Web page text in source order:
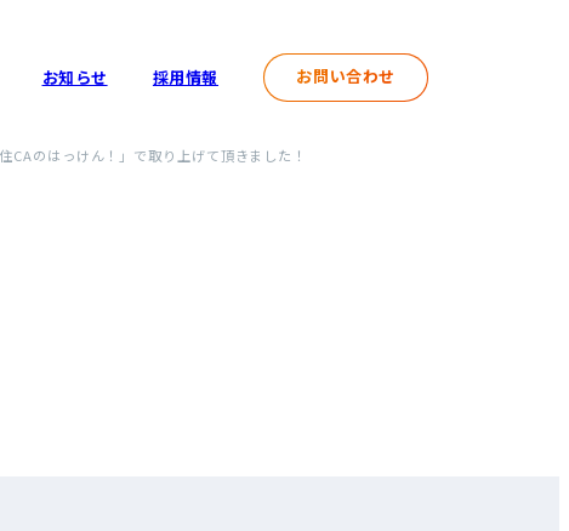
お知らせ 採用情報 お問い合わせ
CAのはっけん！」で取り上げて頂きました！